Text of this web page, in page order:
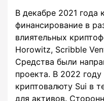
В декабре 2021 года
финансирование в
влиятельных
Horowitz, Scribble
Средства были
проекта. В 2022
криптовалюту Sui в
для активов.